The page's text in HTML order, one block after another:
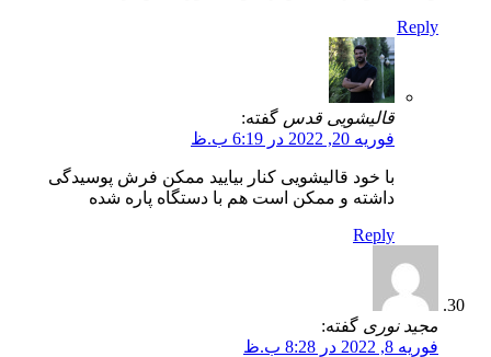
Reply
قالیشویی قدس گفته:
فوریه 20, 2022 در 6:19 ب.ظ
با خود قالیشویی کنار بیایید ممکن فرش پوسیدگی
داشته و ممکن است هم با دستگاه پاره شده
Reply
مجید نوری گفته:
فوریه 8, 2022 در 8:28 ب.ظ